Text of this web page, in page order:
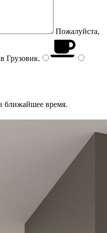
Пожалуйста,
Грузовик.
ближайшее время.